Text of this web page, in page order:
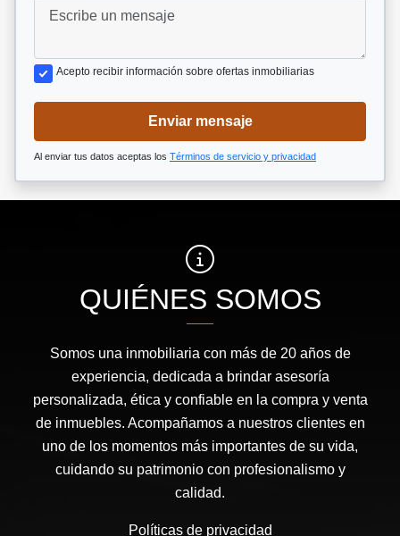
Acepto recibir información sobre ofertas inmobiliarias
Enviar mensaje
Al enviar tus datos aceptas los Términos de servicio y privacidad
QUIÉNES SOMOS
Somos una inmobiliaria con más de 20 años de
experiencia, dedicada a brindar asesoría
personalizada, ética y confiable en la compra y venta
de inmuebles. Acompañamos a nuestros clientes en
uno de los momentos más importantes de su vida,
cuidando su patrimonio con profesionalismo y
calidad.
Políticas de privacidad